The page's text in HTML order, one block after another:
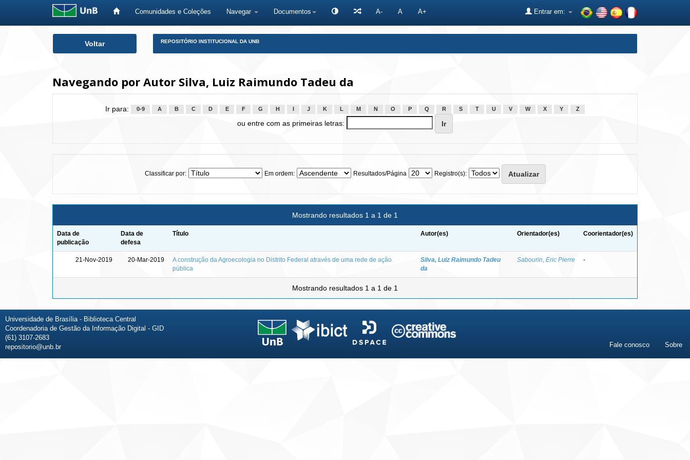
Comunidades e Coleções Navegar Documentos A- A A+ Entrar em:
Voltar REPOSITÓRIO INSTITUCIONAL DA UNB
Navegando por Autor Silva, Luiz Raimundo Tadeu da
Ir para: 0-9 A B C D E F G H J K L M N O P Q R S T U V W X Y Z
ou entre com as primeiras letras:
Classificar por: Em ordem: Resultados/Página Registro(s):
Mostrando resultados 1 a 1 de 1
Data de
publicação
Data de
defesa
Título Autor(es) Orientador(es) Coorientador(es)
21-Nov-2019 20-Mar-2019
A construção da Agroecologia no Distrito Federal através de uma rede de ação
pública
Silva, Luiz Raimundo Tadeu
da
Sabourin, Eric Pierre -
Mostrando resultados 1 a 1 de 1
Universidade de Brasília - Biblioteca Central
Coordenadoria de Gestão da Informação Digital - GID
(61) 3107-2683
repositorio@unb.br
Fale conosco Sobre